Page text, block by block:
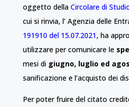
oggetto della Circolare di
cui si rinvia, l’ Agenzia delle
191910 del 15.07.2021, ha
utilizzare per comunicare le
mesi di giugno, luglio ed
sanificazione e l’acquisto dei
Per poter fruire del citato